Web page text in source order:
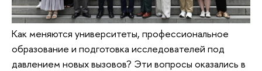
Как меняются университеты, профессиональное
образование и подготовка исследователей под
давлением новых вызовов? Эти вопросы оказались в